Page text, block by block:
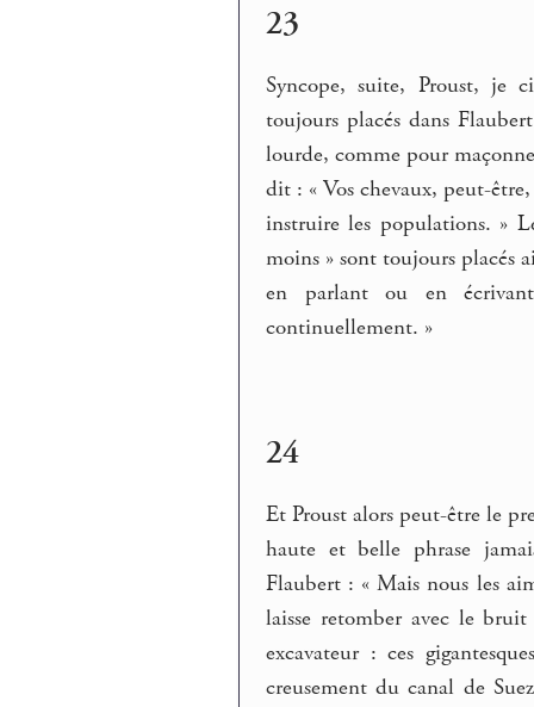
23
Syncope, suite, Proust, je
toujours placés dans
lourde, comme pour
dit : « Vos chevaux, peut-
instruire les populations. »
moins » sont toujours placés
en parlant ou en
continuellement. »
24
Et Proust alors peut-être le
haute et belle phrase
Flaubert : « Mais nous les
laisse retomber avec le
excavateur : ces
creusement du canal de